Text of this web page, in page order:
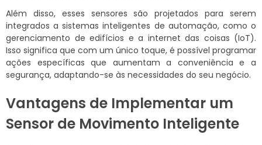
Além disso, esses sensores são projetados para serem
integrados a sistemas inteligentes de automação, como o
gerenciamento de edifícios e a internet das coisas (IoT).
Isso significa que com um único toque, é possível programar
ações específicas que aumentam a conveniência e a
segurança, adaptando-se às necessidades do seu negócio.
Vantagens de Implementar um
Sensor de Movimento Inteligente